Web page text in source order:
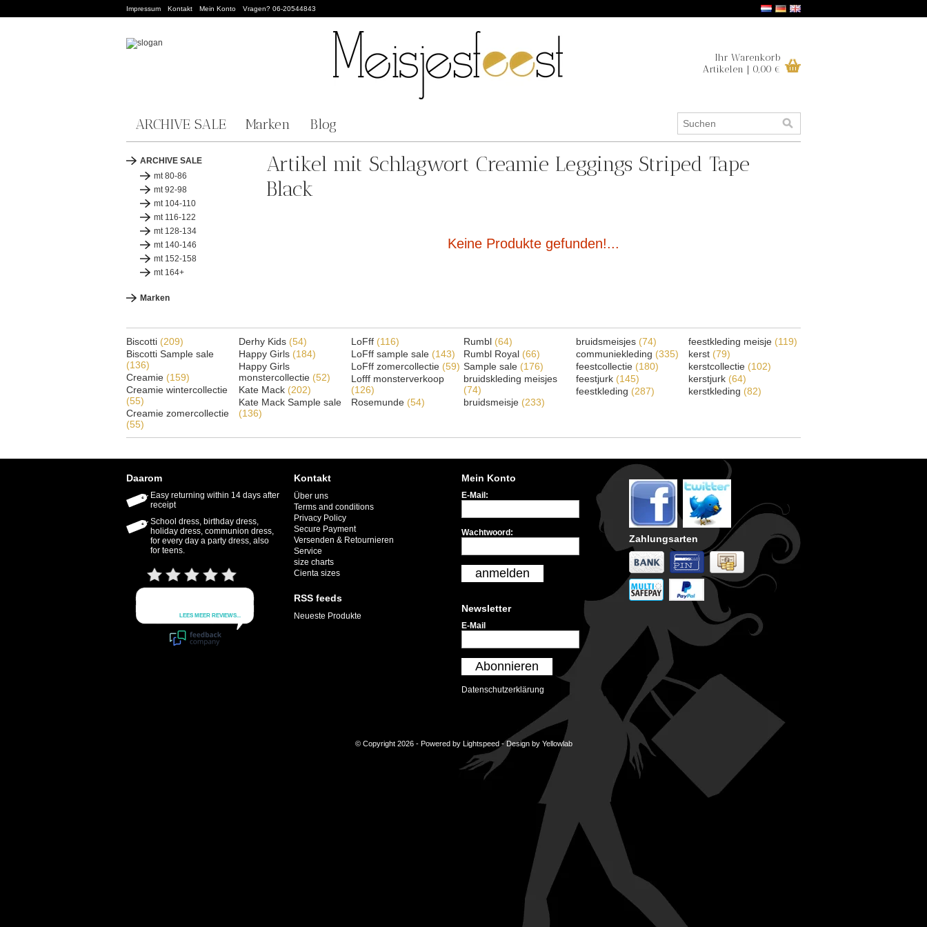
Impressum Kontakt Mein Konto Vragen? 06-20544843
Ihr Warenkorb
Artikelen | 0,00 €
ARCHIVE SALE Marken Blog
ARCHIVE SALE
mt 80-86
mt 92-98
mt 104-110
mt 116-122
mt 128-134
mt 140-146
mt 152-158
mt 164+
Marken
Artikel mit Schlagwort Creamie Leggings Striped Tape
Black
Keine Produkte gefunden!...
Biscotti (209)
Biscotti Sample sale
(136)
Creamie (159)
Creamie wintercollectie
(55)
Creamie zomercollectie
(55)
Derhy Kids (54)
Happy Girls (184)
Happy Girls
monstercollectie (52)
Kate Mack (202)
Kate Mack Sample sale
(136)
LoFff (116)
LoFff sample sale (143)
LoFff zomercollectie (59)
Lofff monsterverkoop
(126)
Rosemunde (54)
Rumbl (64)
Rumbl Royal (66)
Sample sale (176)
bruidskleding meisjes
(74)
bruidsmeisje (233)
bruidsmeisjes (74)
communiekleding (335)
feestcollectie (180)
feestjurk (145)
feestkleding (287)
feestkleding meisje (119)
kerst (79)
kerstcollectie (102)
kerstjurk (64)
kerstkleding (82)
Daarom
Easy returning within 14 days after
receipt
School dress, birthday dress,
holiday dress, communion dress,
for every day a party dress, also
for teens.
Kontakt
Über uns
Terms and conditions
Privacy Policy
Secure Payment
Versenden & Retournieren
Service
size charts
Cienta sizes
RSS feeds
Neueste Produkte
Mein Konto
E-Mail:
Wachtwoord:
anmelden
Newsletter
E-Mail
Abonnieren
Datenschutzerklärung
Zahlungsarten
© Copyright 2026 - Powered by Lightspeed- Design by Yellowlab